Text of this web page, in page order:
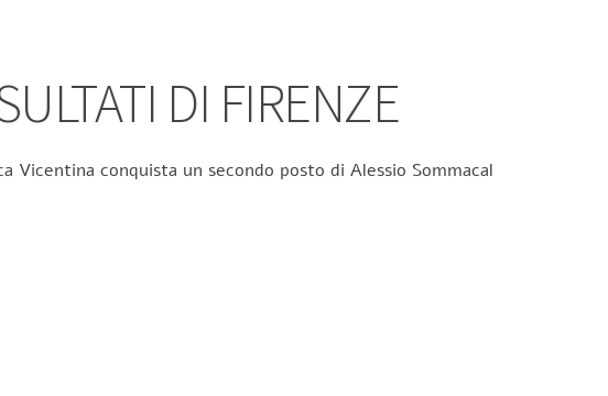
DI FIRENZE
conquista un secondo posto di Alessio Sommacal